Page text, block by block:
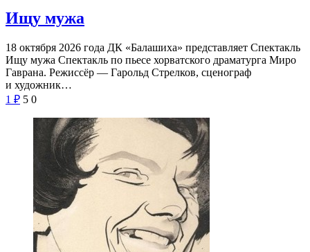
Ищу мужа
18 октября 2026 года ДК «Балашиха» представляет Спектакль
Ищу мужа Спектакль по пьесе хорватского драматурга Миро
Гаврана. Режиссёр — Гарольд Стрелков, сценограф
и художник…
1 ₽ 5 0